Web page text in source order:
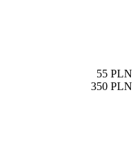
55 PLN
350 PLN